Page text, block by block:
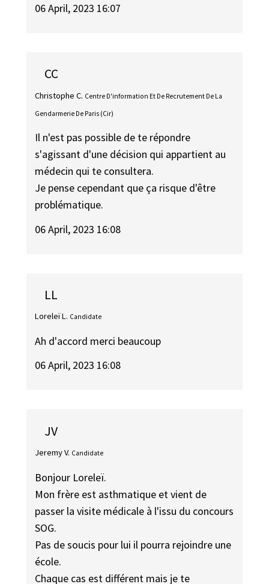
06 April, 2023 16:07
CC
Christophe C. Centre D'information Et De Recrutement De La
Gendarmerie De Paris (Cir)
Il n'est pas possible de te répondre
s'agissant d'une décision qui appartient au
médecin qui te consultera.
Je pense cependant que ça risque d'être
problématique.
06 April, 2023 16:08
LL
Loreleï L. Candidate
Ah d'accord merci beaucoup
06 April, 2023 16:08
JV
Jeremy V. Candidate
Bonjour Loreleï.
Mon frère est asthmatique et vient de
passer la visite médicale à l'issu du concours
SOG.
Pas de soucis pour lui il pourra rejoindre une
école.
Chaque cas est différent mais je te